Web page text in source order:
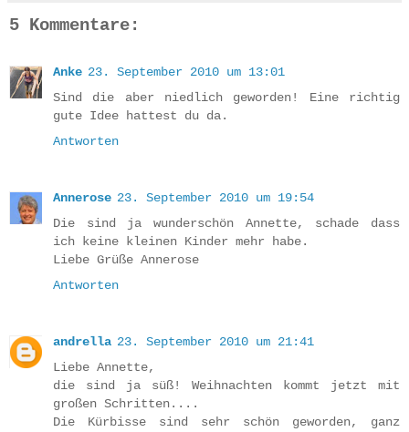
5 Kommentare:
Anke 23. September 2010 um 13:01
Sind die aber niedlich geworden! Eine richtig
gute Idee hattest du da.
Antworten
Annerose 23. September 2010 um 19:54
Die sind ja wunderschön Annette, schade dass
ich keine kleinen Kinder mehr habe.
Liebe Grüße Annerose
Antworten
andrella 23. September 2010 um 21:41
Liebe Annette,
die sind ja süß! Weihnachten kommt jetzt mit
großen Schritten....
Die Kürbisse sind sehr schön geworden, ganz